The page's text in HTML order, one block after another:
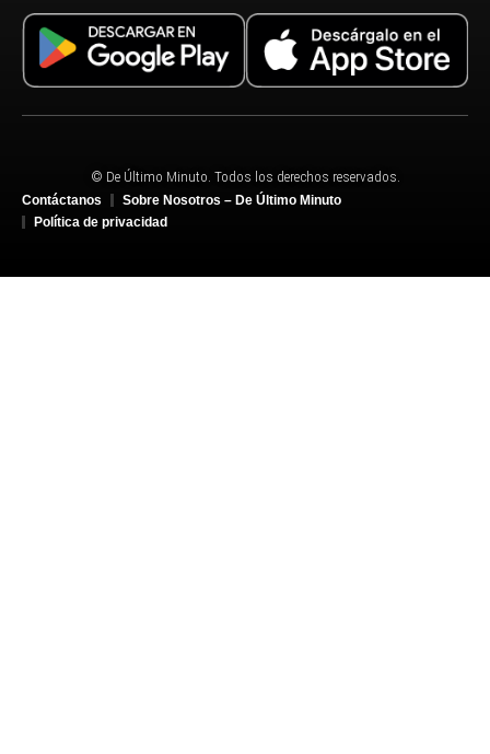
© De Último Minuto. Todos los derechos reservados.
Contáctanos
Sobre Nosotros – De Último Minuto
Política de privacidad